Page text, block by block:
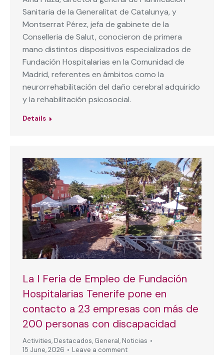
Sanitaria de la Generalitat de Catalunya, y
Montserrat Pérez, jefa de gabinete de la
Conselleria de Salut, conocieron de primera
mano distintos dispositivos especializados de
Fundación Hospitalarias en la Comunidad de
Madrid, referentes en ámbitos como la
neurorrehabilitación del daño cerebral adquirido
y la rehabilitación psicosocial.
Details
La I Feria de Empleo de Fundación
Hospitalarias Tenerife pone en
contacto a 23 empresas con más de
200 personas con discapacidad
Activities, Destacados, General, Noticias
15 June, 2026
Leave a comment